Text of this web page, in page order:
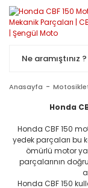
Anasayfa
Honda
Honda CBF 150
yedek parçaları bu
ömürlü motor
parçalarının
Honda CBF 150